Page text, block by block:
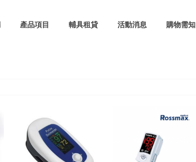
產品項目 輔具租貸 活動消息 購物需知